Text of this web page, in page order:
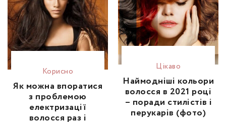
Корисно
Як можна впоратися
з проблемою
електризації
волосся раз і
Цікаво
Наймодніші кольори
волосся в 2021 році
– поради стилістів і
перукарів (фото)